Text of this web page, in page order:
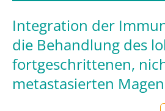
Integration der
die Behandlung des
fortgeschrittenen,
metastasierten